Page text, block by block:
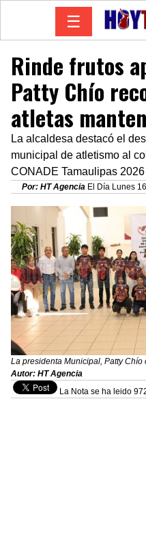
☰
Rinde frutos
Patty Chío
atletas
La alcaldesa destacó el
municipal de atletismo al
CONADE Tamaulipas 2026
Por: HT Agencia El Día Lunes
La presidenta Municipal, Patty Chío
Autor: HT Agencia
La Nota se ha leido